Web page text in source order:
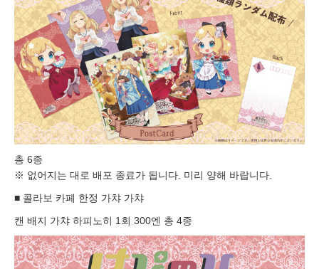
총 6종
※ 없어지는 대로 배포 종료가 됩니다. 미리 양해 바랍니다.
■ 콜라보 카페 한정 가챠 가챠
캔 배지 가챠 하피노히 1회 300엔 총 4종